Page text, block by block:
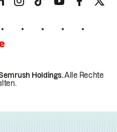
Holdings.Alle Rechte